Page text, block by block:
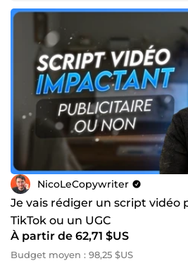
NicoLeCopywriter
Je vais rédiger un script vidéo
TikTok ou un UGC
À partir de 62,71 $US
Budget moyen : 98,25 $US